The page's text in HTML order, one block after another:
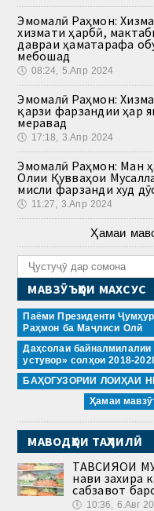
Эмомалӣ Раҳмон:
хизмати ҳарбӣ,
давраи ҳаматарафа
мебошад
🕔 08:24, 5.Апр 2024
Эмомалӣ Раҳмон:
қарзи фарзандии ҳар
меравад
🕔 17:18, 3.Апр 2024
Эмомалӣ Раҳмон: Ман
Олии Қувваҳои
мисли фарзанди худ
🕔 11:27, 3.Апр 2024
Ҳамаи
МАВЗӮЪҲОИ МАХСУС
Паёми Президенти
Раҳмон ба Маҷлиси Олӣ
Даҳсолаи
устувор» солҳои 2018-
БАҲОГУЗОРИИ ЛОИҲАИ
Ҳамаи
МАВОДҲОИ ТАҲЛИЛӢ
ТАВСИЯҲОИ
нави захира
сабзавот
🕔 10:36, 6.Авг